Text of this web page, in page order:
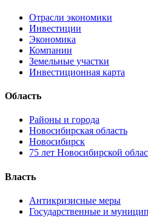
Отрасли экономики
Инвестиции
Экономика
Компании
Земельные участки
Инвестиционная карта
Область
Районы и города
Новосибирская область
Новосибирск
75 лет Новосибирской
Власть
Антикризисные меры
Государственные и